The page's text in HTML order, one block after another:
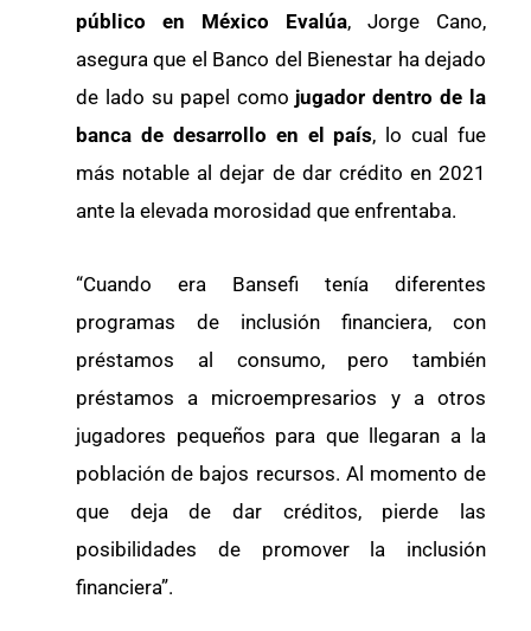
público en México
Evalúa, Jorge Cano,
asegura que el Banco del Bienestar ha dejado
de lado su papel como jugador dentro de la
banca de desarrollo en el país, lo cual fue
más notable al dejar de dar crédito en 2021
ante la elevada morosidad que enfrentaba.
“Cuando era Bansefi tenía diferentes
programas de inclusión financiera, con
préstamos al consumo, pero también
préstamos a microempresarios y a otros
jugadores pequeños para que llegaran a la
población de bajos recursos. Al momento de
que deja de dar créditos, pierde las
posibilidades de promover la inclusión
financiera”.